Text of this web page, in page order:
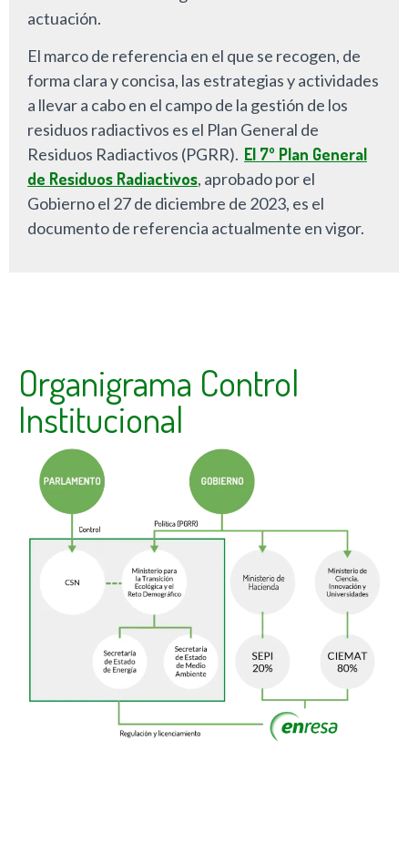
actuación.
El marco de referencia en el que se recogen, de
forma clara y concisa, las estrategias y actividades
a llevar a cabo en el campo de la gestión de los
residuos radiactivos es el Plan General de
Residuos Radiactivos (PGRR). El 7º Plan General
de Residuos Radiactivos, aprobado por el
Gobierno el 27 de diciembre de 2023, es el
documento de referencia actualmente en vigor.
Organigrama Control
Institucional